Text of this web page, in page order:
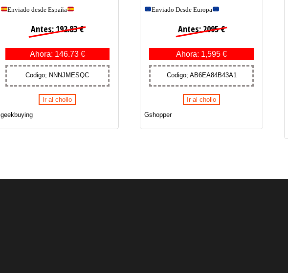
Enviado desde España
Antes: 192.83 €
Ahora: 146.73 €
Codigo; NNNJMESQC
Ir al chollo
geekbuying
Enviado Desde Europa
Antes: 2095 €
Ahora: 1,595 €
Codigo; AB6EA84B43A1
Ir al chollo
Gshopper